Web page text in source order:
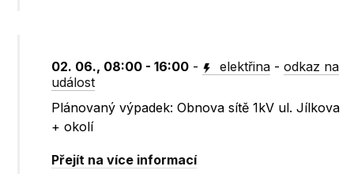
02. 06., 08:00 - 16:00 - elektřina -odkaz na
událost
Plánovaný výpadek: Obnova sítě 1kV ul. Jílkova
+ okolí
Přejít na více informací